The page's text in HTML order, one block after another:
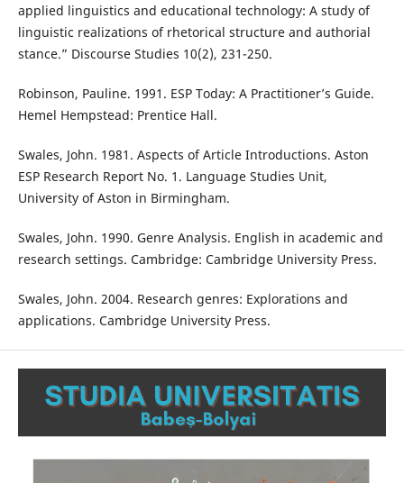
applied linguistics and educational technology: A study of
linguistic realizations of rhetorical structure and authorial
stance.” Discourse Studies 10(2), 231-250.
Robinson, Pauline. 1991. ESP Today: A Practitioner’s Guide.
Hemel Hempstead: Prentice Hall.
Swales, John. 1981. Aspects of Article Introductions. Aston
ESP Research Report No. 1. Language Studies Unit,
University of Aston in Birmingham.
Swales, John. 1990. Genre Analysis. English in academic and
research settings. Cambridge: Cambridge University Press.
Swales, John. 2004. Research genres: Explorations and
applications. Cambridge University Press.